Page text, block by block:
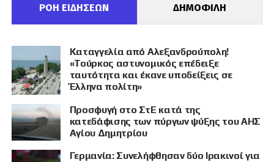
ΡΟΗ ΕΙΔΗΣΕΩΝ ΔΗΜΟΦΙΛΗ
Καταγγελία από Αλεξανδρούπολη!
«Τούρκος αστυνομικός επέδειξε
ταυτότητα και έκανε υποδείξεις σε
Έλληνα πολίτη»
Προσφυγή στο ΣτΕ κατά της
κατεδάφισης των πύργων ψύξης του ΑΗΣ
Αγίου Δημητρίου
Γερμανία: Συνελήφθησαν δύο Ιρακινοί για